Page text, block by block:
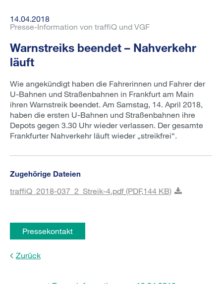
14.04.2018
Presse-Information von traffiQ und VGF
Warnstreiks beendet – Nahverkehr
läuft
Wie angekündigt haben die Fahrerinnen und Fahrer der
U-Bahnen und Straßenbahnen in Frankfurt am Main
ihren Warnstreik beendet. Am Samstag, 14. April 2018,
haben die ersten U-Bahnen und Straßenbahnen ihre
Depots gegen 3.30 Uhr wieder verlassen. Der gesamte
Frankfurter Nahverkehr läuft wieder „streikfrei“.
Zugehörige Dateien
traffiQ_2018-037_2_Streik-4.pdf (PDF,144 KB)
Pressekontakt
Zurück